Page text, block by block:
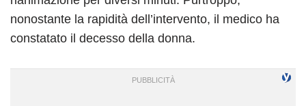
nonostante la rapidità dell’intervento, il medico ha
constatato il decesso della donna.